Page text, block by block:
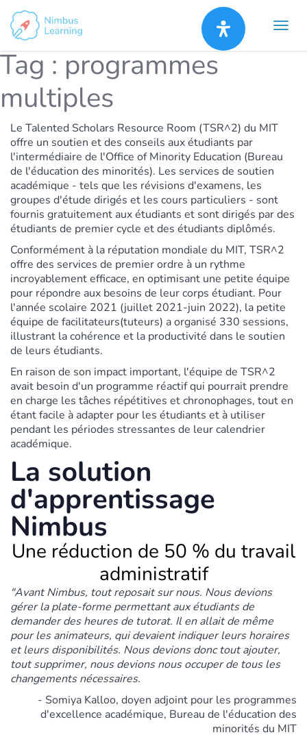
Tag : programmes
multiples
Le Talented Scholars Resource Room (TSR^2) du MIT
offre un soutien et des conseils aux étudiants par
l'intermédiaire de l'Office of Minority Education (Bureau
de l'éducation des minorités). Les services de soutien
académique - tels que les révisions d'examens, les
groupes d'étude dirigés et les cours particuliers - sont
fournis gratuitement aux étudiants et sont dirigés par des
étudiants de premier cycle et des étudiants diplômés.
Conformément à la réputation mondiale du MIT, TSR^2
offre des services de premier ordre à un rythme
incroyablement efficace, en optimisant une petite équipe
pour répondre aux besoins de leur corps étudiant. Pour
l'année scolaire 2021 (juillet 2021-juin 2022), la petite
équipe de facilitateurs(tuteurs) a organisé 330 sessions,
illustrant la cohérence et la productivité dans le soutien
de leurs étudiants.
En raison de son impact important, l'équipe de TSR^2
avait besoin d'un programme réactif qui pourrait prendre
en charge les tâches répétitives et chronophages, tout en
étant facile à adapter pour les étudiants et à utiliser
pendant les périodes stressantes de leur calendrier
académique.
La solution
d'apprentissage
Nimbus
Une réduction de 50 % du travail
administratif
"Avant Nimbus, tout reposait sur nous. Nous devions
gérer la plate-forme permettant aux étudiants de
demander des heures de tutorat. Il en allait de même
pour les animateurs, qui devaient indiquer leurs horaires
et leurs disponibilités. Nous devions donc tout ajouter,
tout supprimer, nous devions nous occuper de tous les
changements nécessaires.
- Somiya Kalloo, doyen adjoint pour les programmes
d'excellence académique, Bureau de l'éducation des
minorités du MIT